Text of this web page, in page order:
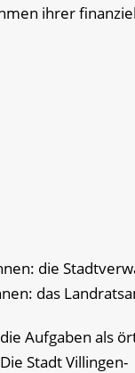
ihrer
die
das
Aufgaben als
Stadt Villingen-